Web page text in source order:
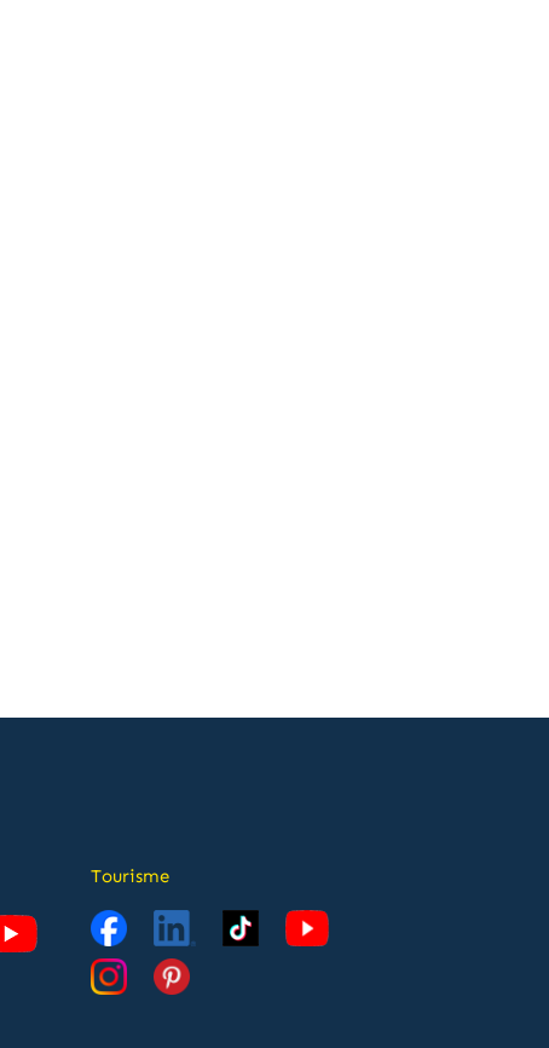
Tourisme